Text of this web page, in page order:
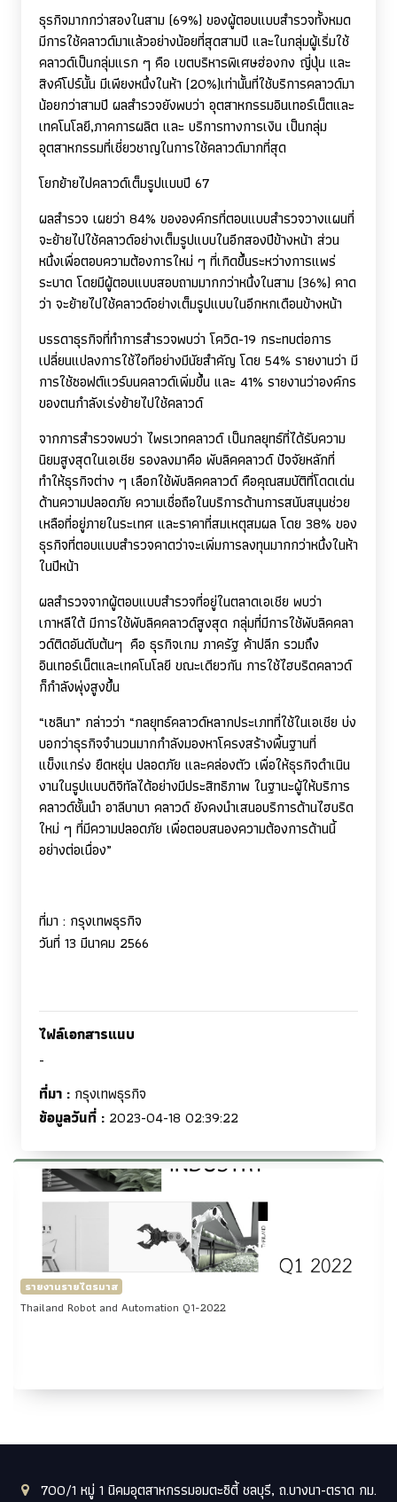
ธุรกิจมากกว่าสองในสาม (69%) ของผู้ตอบแบบสำรวจทั้งหมด
มีการใช้คลาวด์มาแล้วอย่างน้อยที่สุดสามปี และในกลุ่มผู้เริ่มใช้
คลาวด์เป็นกลุ่มแรก ๆ คือ เขตบริหารพิเศษฮ่องกง ญี่ปุ่น และ
สิงค์โปร์นั้น มีเพียงหนึ่งในห้า (20%)เท่านั้นที่ใช้บริการคลาวด์มา
น้อยกว่าสามปี ผลสำรวจยังพบว่า อุตสาหกรรมอินเทอร์เน็ตและ
เทคโนโลยี,ภาคการผลิต และ บริการทางการเงิน เป็นกลุ่ม
อุตสาหกรรมที่เชี่ยวชาญในการใช้คลาวด์มากที่สุด
โยกย้ายไปคลาวด์เต็มรูปแบบปี 67
ผลสำรวจ เผยว่า 84% ขององค์กรที่ตอบแบบสำรวจวางแผนที่
จะย้ายไปใช้คลาวด์อย่างเต็มรูปแบบในอีกสองปีข้างหน้า ส่วน
หนึ่งเพื่อตอบความต้องการใหม่ ๆ ที่เกิดขึ้นระหว่างการแพร่
ระบาด โดยมีผู้ตอบแบบสอบถามมากกว่าหนึ่งในสาม (36%) คาด
ว่า จะย้ายไปใช้คลาวด์อย่างเต็มรูปแบบในอีกหกเดือนข้างหน้า
บรรดาธุรกิจที่ทำการสำรวจพบว่า โควิด-19 กระทบต่อการ
เปลี่ยนแปลงการใช้ไอทีอย่างมีนัยสำคัญ โดย 54% รายงานว่า มี
การใช้ซอฟต์แวร์บนคลาวด์เพิ่มขึ้น และ 41% รายงานว่าองค์กร
ของตนกำลังเร่งย้ายไปใช้คลาวด์
จากการสำรวจพบว่า ไพรเวทคลาวด์ เป็นกลยุทธ์ที่ได้รับความ
นิยมสูงสุดในเอเชีย รองลงมาคือ พับลิคคลาวด์ ปัจจัยหลักที่
ทำให้ธุรกิจต่าง ๆ เลือกใช้พับลิคคลาวด์ คือคุณสมบัติที่โดดเด่น
ด้านความปลอดภัย ความเชื่อถือในบริการด้านการสนับสนุนช่วย
เหลือที่อยู่ภายในระเทศ และราคาที่สมเหตุสมผล โดย 38% ของ
ธุรกิจที่ตอบแบบสำรวจคาดว่าจะเพิ่มการลงทุนมากกว่าหนึ่งในห้า
ในปีหน้า
ผลสำรวจจากผู้ตอบแบบสำรวจที่อยู่ในตลาดเอเชีย พบว่า
เกาหลีใต้ มีการใช้พับลิคคลาวด์สูงสุด กลุ่มที่มีการใช้พับลิคคลา
วด์ติดอันดับต้นๆ คือ ธุรกิจเกม ภาครัฐ ค้าปลีก รวมถึง
อินเทอร์เน็ตและเทคโนโลยี ขณะเดียวกัน การใช้ไฮบริดคลาวด์
ก็กำลังพุ่งสูงขึ้น
“เซลินา” กล่าวว่า “กลยุทธ์คลาวด์หลากประเภทที่ใช้ในเอเชีย บ่ง
บอกว่าธุรกิจจำนวนมากกำลังมองหาโครงสร้างพื้นฐานที่
แข็งแกร่ง ยืดหยุ่น ปลอดภัย และคล่องตัว เพื่อให้ธุรกิจดำเนิน
งานในรูปแบบดิจิทัลได้อย่างมีประสิทธิภาพ ในฐานะผู้ให้บริการ
คลาวด์ชั้นนำ อาลีบาบา คลาวด์ ยังคงนำเสนอบริการด้านไฮบริด
ใหม่ ๆ ที่มีความปลอดภัย เพื่อตอบสนองความต้องการด้านนี้
อย่างต่อเนื่อง”
ที่มา : กรุงเทพธุรกิจ
วันที่ 13 มีนาคม 2566
ไฟล์เอกสารแนบ
-
ที่มา : กรุงเทพธุรกิจ
ข้อมูลวันที่ : 2023-04-18 02:39:22
รายงานรายไตรมาส
Thailand Robot and Automation Q1-2022
700/1 หมู่ 1 นิคมอุตสาหกรรมอมตะซิตี้ ชลบุรี, ถ.บางนา-ตราด กม.